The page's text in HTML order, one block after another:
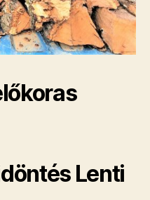
Lenti